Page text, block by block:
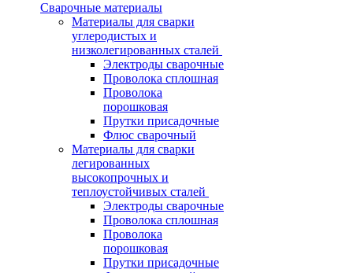
Сварочные материалы
Материалы для сварки
углеродистых и
низколегированных сталей
Электроды сварочные
Проволока сплошная
Проволока
порошковая
Прутки присадочные
Флюс сварочный
Материалы для сварки
легированных
высокопрочных и
теплоустойчивых сталей
Электроды сварочные
Проволока сплошная
Проволока
порошковая
Прутки присадочные